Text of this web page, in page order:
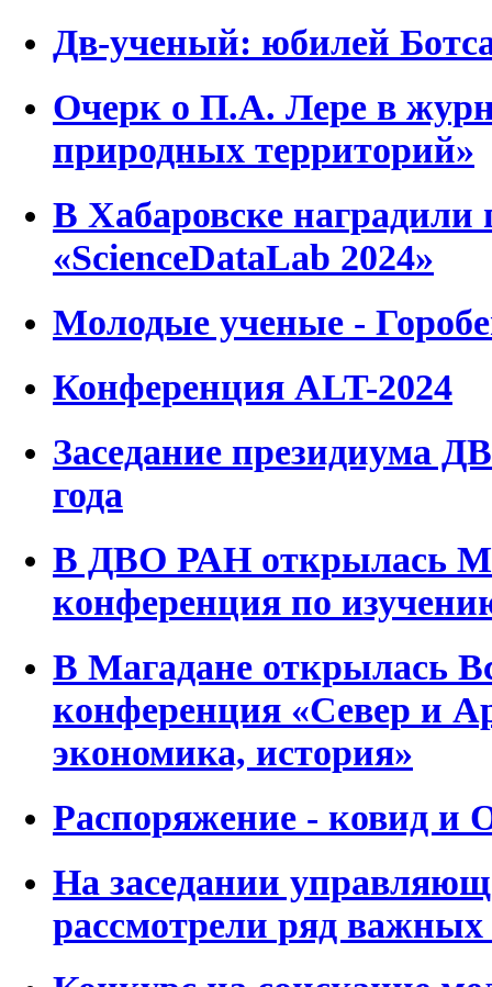
Дв-ученый: юбилей
Очерк о П.А. Лере в
природных территорий»
В Хабаровске наградили
«ScienceDataLab 2024»
Молодые ученые -
Конференция ALT-2024
Заседание президиума
года
В ДВО РАН открылась
конференция по
В Магадане открылась
конференция «Север и
экономика, история»
Распоряжение - ковид и
На заседании
рассмотрели ряд важных